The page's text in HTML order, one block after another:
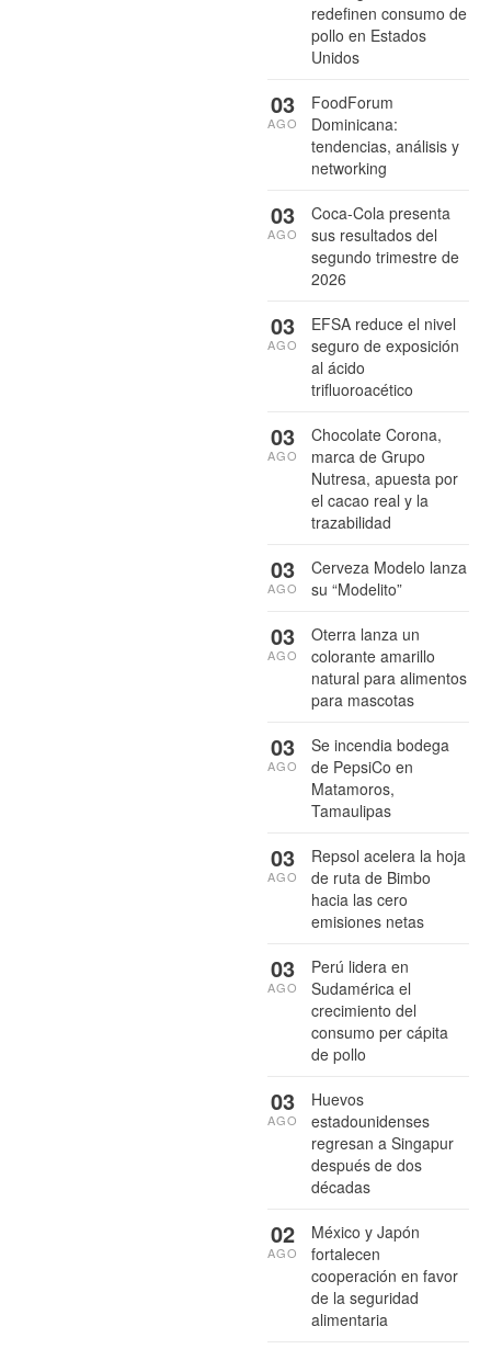
redefinen consumo de
pollo en Estados
Unidos
FoodForum
Dominicana:
tendencias, análisis y
networking
03
AGO
Coca-Cola presenta
sus resultados del
segundo trimestre de
2026
03
AGO
EFSA reduce el nivel
seguro de exposición
al ácido
trifluoroacético
03
AGO
Chocolate Corona,
marca de Grupo
Nutresa, apuesta por
el cacao real y la
trazabilidad
03
AGO
Cerveza Modelo lanza
su “Modelito”
03
AGO
Oterra lanza un
colorante amarillo
natural para alimentos
para mascotas
03
AGO
Se incendia bodega
de PepsiCo en
Matamoros,
Tamaulipas
03
AGO
Repsol acelera la hoja
de ruta de Bimbo
hacia las cero
emisiones netas
03
AGO
Perú lidera en
Sudamérica el
crecimiento del
consumo per cápita
de pollo
03
AGO
Huevos
estadounidenses
regresan a Singapur
después de dos
décadas
03
AGO
México y Japón
fortalecen
cooperación en favor
de la seguridad
alimentaria
02
AGO